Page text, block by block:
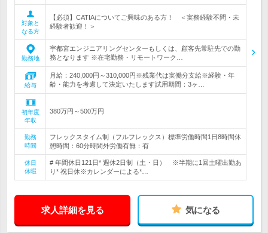
対象と
なる方
【必須】CATIAについてご興味のある方！ ＜実務経験不問・未
経験者歓迎！＞
勤務地
宇都宮エンジニアリングセンターもしくは、顧客先常駐先での勤
務となります ※在宅勤務・リモートワーク…
給与
月給：240,000円～310,000円※残業代は実働分支給※経験・年
齢・能力を考慮して決定いたします試用期間：3ヶ…
初年度
年収
380万円～500万円
勤務
時間
フレックスタイム制（フルフレックス）標準労働時間1日8時間休
憩時間：60分時間外労働有無：有
休日
休暇
# 年間休日121日* 週休2日制（土・日） ※半期に1回土曜出勤あ
り* 祝日休※カレンダーによる*…
求人詳細を見る 気になる